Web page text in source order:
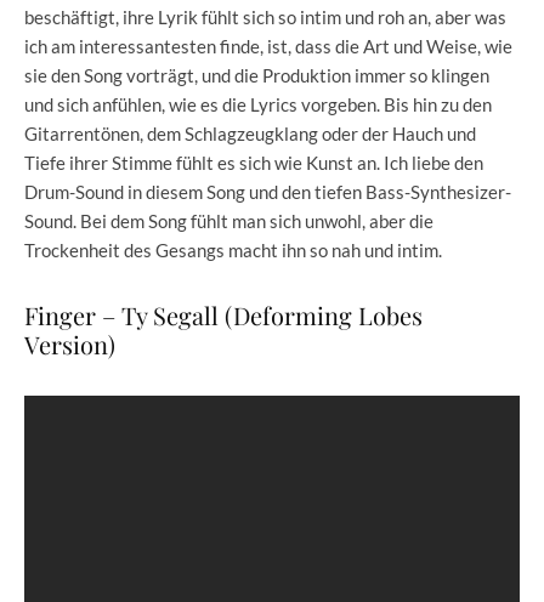
beschäftigt, ihre Lyrik fühlt sich so intim und roh an, aber was
ich am interessantesten finde, ist, dass die Art und Weise, wie
sie den Song vorträgt, und die Produktion immer so klingen
und sich anfühlen, wie es die Lyrics vorgeben. Bis hin zu den
Gitarrentönen, dem Schlagzeugklang oder der Hauch und
Tiefe ihrer Stimme fühlt es sich wie Kunst an. Ich liebe den
Drum-Sound in diesem Song und den tiefen Bass-Synthesizer-
Sound. Bei dem Song fühlt man sich unwohl, aber die
Trockenheit des Gesangs macht ihn so nah und intim.
Finger – Ty Segall (Deforming Lobes
Version)